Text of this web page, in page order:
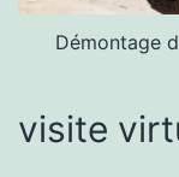
Démontage
visite